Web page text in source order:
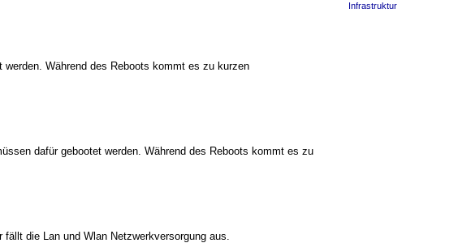
Infrastruktur
Während des Reboots kommt es zu kurzen
dafür gebootet werden. Während des Reboots kommt es zu
die Lan und Wlan Netzwerkversorgung aus.